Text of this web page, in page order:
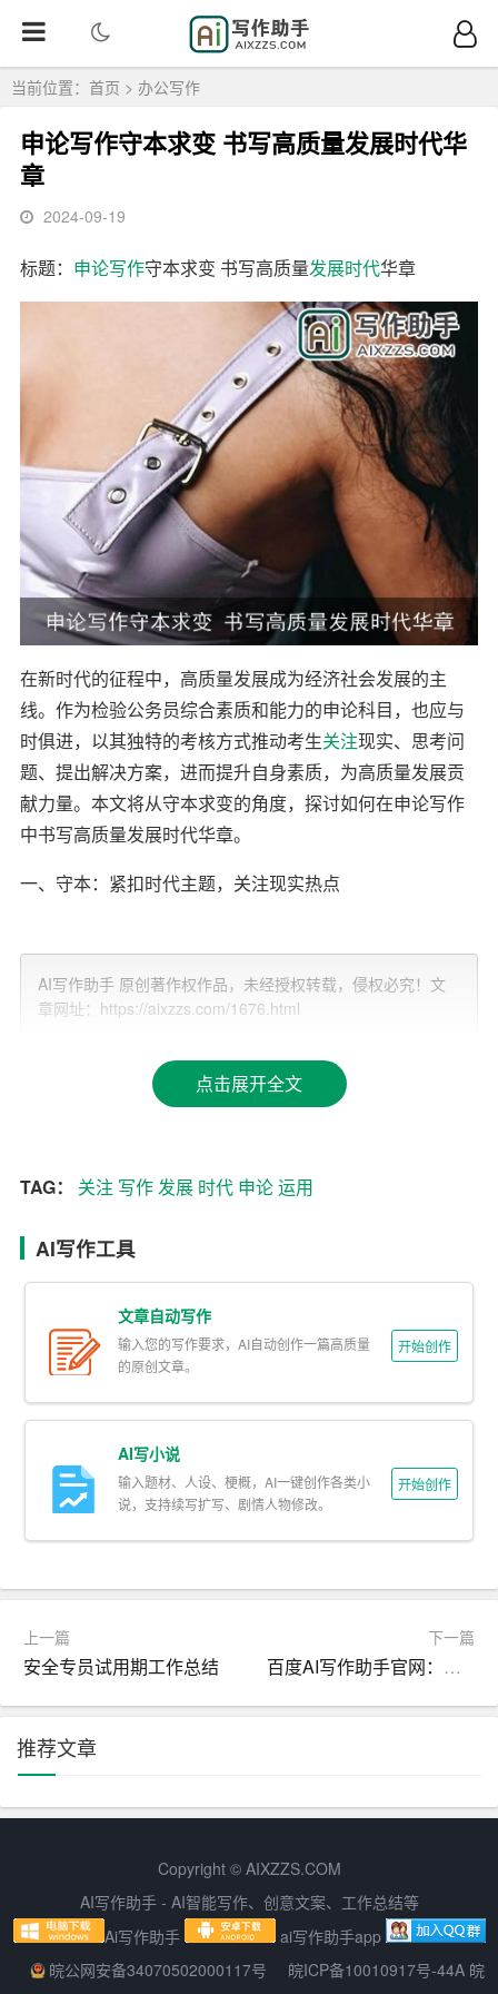
当前位置： 首页 > 办公写作
申论写作守本求变 书写高质量发展时代华
章
2024-09-19
标题： 申论写作守本求变 书写高质量发展时代华章
在新时代的征程中，高质量发展成为经济社会发展的主
线。作为检验公务员综合素质和能力的申论科目，也应与
时俱进，以其独特的考核方式推动考生关注现实、思考问
题、提出解决方案，进而提升自身素质，为高质量发展贡
献力量。本文将从守本求变的角度，探讨如何在申论写作
中书写高质量发展时代华章。
一、守本：紧扣时代主题，关注现实热点
点。申论写作应将目光投向社会发展的大局，紧密围绕国
家发展战略和政策导向，关注人民群众关心的问题。例
如，当前我国正处于全面深化改革、扩大对外开放的关键
时期，我们可以从改革痛点、发展堵点、民生难点出发，
选题立意，提出具有针对性的建议和思考。
入研究，站在时代的高度去分析问题、提出观点。例如，
近年来我国加大生态环境保护力度，推出一系列政策措
施。在申论写作中，我们可以围绕生态文明建设、绿色发
展等方面展开论述，提出自己的见解和建议。
二、求变：创新写作手法，提升文章品质
作中，我们要勇于突破传统写作模式，尝试多种写作手
法，使文章具有更高的思想价值、观赏价值和实用价值。
1. 思维创新：在写作过程中，我们要敢于突破思维定式，
运用
面、负面等多角度进行思考，提出独到的见解。
2. 结构创新：在文章结构上，我们要善于运用分论点、总
论点等手法，使文章层次清晰、逻辑严密。同时，我们可
以尝试运用排比、对仗等修辞手法，增强文章的韵律美。
3. 语言创新：在语言运用上，我们要注重语言的准确性和
歧义和冗余；另一方面，我们要善于运用比喻、拟人等修
4. 实例创新：在论述观点时，我们要善于运用新鲜的事例
和数据，以增强文章的说服力。同时，我们可以尝试将事
例和观点有机结合，形成事理论证的结构。
AI写作助手 原创著作权作品，未经授权转载，侵权必究！文
章网址：https://aixzzs.com/1676.html
点击展开全文
TAG： 关注 写作发展 时代 申论运用
AI写作工具
文章自动写作
输入您的写作要求，AI自动创作一篇高质量
的原创文章。
开始创作
AI写小说
输入题材、人设、梗概，AI一键创作各类小
说，支持续写扩写、剧情人物修改。
开始创作
上一篇
安全专员试用期工作总结
下一篇
百度AI写作助手官网：创新科技，助力创作
推荐文章
Copyright © AIXZZS.COM
AI写作助手 - AI智能写作、创意文案、工作总结等
Ai写作助手
ai写作助手app
皖公网安备34070502000117号
皖ICP备10010917号-44A 皖